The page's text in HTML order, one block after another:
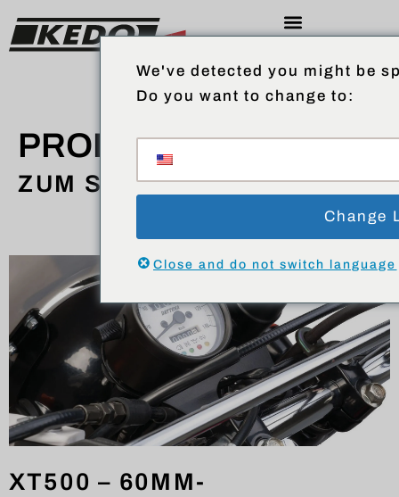
PRODUKTE
ZUM SHOP
XT500 – 60MM-
We've detected you might be
Do you want to change to:
Change
Close and do not switch language